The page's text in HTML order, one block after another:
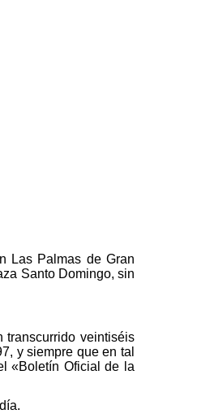
Las Palmas de Gran
Santo Domingo, sin
transcurrido veintiséis
y siempre que en tal
«Boletín Oficial de la